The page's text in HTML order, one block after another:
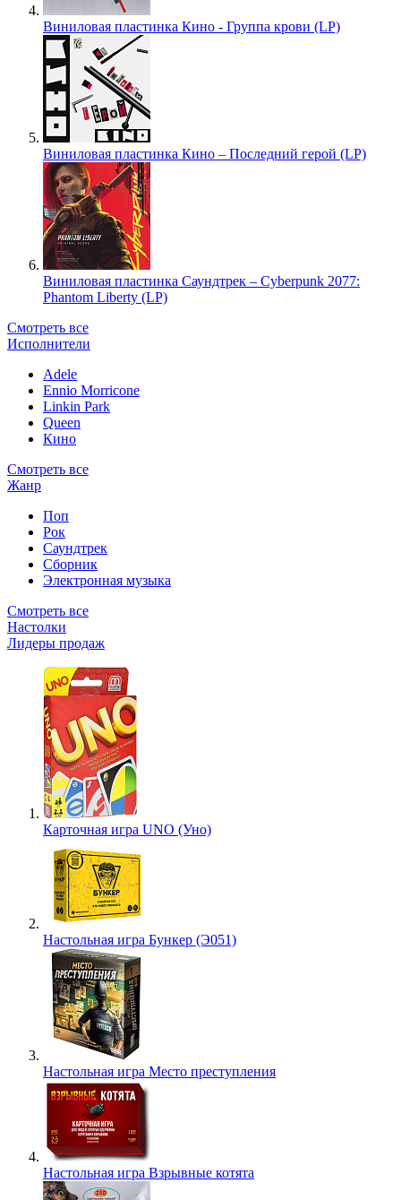
Виниловая пластинка Кино - Группа крови (LP)
Виниловая пластинка Кино – Последний герой (LP)
Виниловая пластинка Саундтрек – Cyberpunk 2077:
Phantom Liberty (LP)
Смотреть все
Исполнители
Adele
Ennio Morricone
Linkin Park
Queen
Кино
Смотреть все
Жанр
Поп
Рок
Саундтрек
Сборник
Электронная музыка
Смотреть все
Настолки
Лидеры продаж
Карточная игра UNO (Уно)
Настольная игра Бункер (Э051)
Настольная игра Место преступления
Настольная игра Взрывные котята